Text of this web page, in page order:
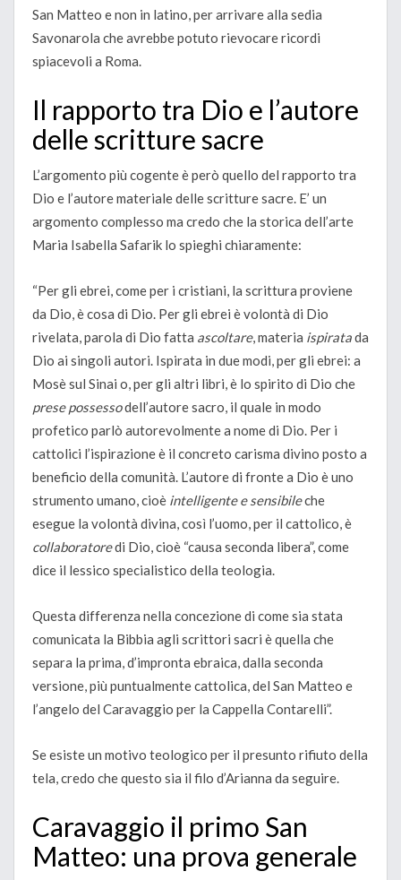
San Matteo e non in latino, per arrivare alla sedia
Savonarola che avrebbe potuto rievocare ricordi
spiacevoli a Roma.
Il rapporto tra Dio e l’autore
delle scritture sacre
L’argomento più cogente è però quello del rapporto tra
Dio e l’autore materiale delle scritture sacre. E’ un
argomento complesso ma credo che la storica dell’arte
Maria Isabella Safarik lo spieghi chiaramente:
“Per gli ebrei, come per i cristiani, la scrittura proviene
da Dio, è cosa di Dio. Per gli ebrei è volontà di Dio
rivelata, parola di Dio fatta ascoltare, materia ispiratada
Dio ai singoli autori. Ispirata in due modi, per gli ebrei: a
Mosè sul Sinai o, per gli altri libri, è lo spirito di Dio che
prese possessodell’autore sacro, il quale in modo
profetico parlò autorevolmente a nome di Dio. Per i
cattolici l’ispirazione è il concreto carisma divino posto a
beneficio della comunità. L’autore di fronte a Dio è uno
strumento umano, cioè intelligente e sensibileche
esegue la volontà divina, così l’uomo, per il cattolico, è
collaboratoredi Dio, cioè “causa seconda libera”, come
dice il lessico specialistico della teologia.
Questa differenza nella concezione di come sia stata
comunicata la Bibbia agli scrittori sacri è quella che
separa la prima, d’impronta ebraica, dalla seconda
versione, più puntualmente cattolica, del San Matteo e
l’angelo del Caravaggio per la Cappella Contarelli”.
Se esiste un motivo teologico per il presunto rifiuto della
tela, credo che questo sia il filo d’Arianna da seguire.
Caravaggio il primo San
Matteo: una prova generale